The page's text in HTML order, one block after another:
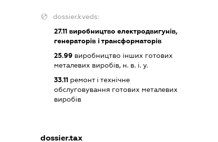
dossier.kveds:
27.11виробництво електродвигунів,
генераторів і трансформаторів
25.99виробництво інших готових
металевих виробів, н. в. і. у.
33.11ремонт і технічне
обслуговування готових металевих
виробів
dossier.tax